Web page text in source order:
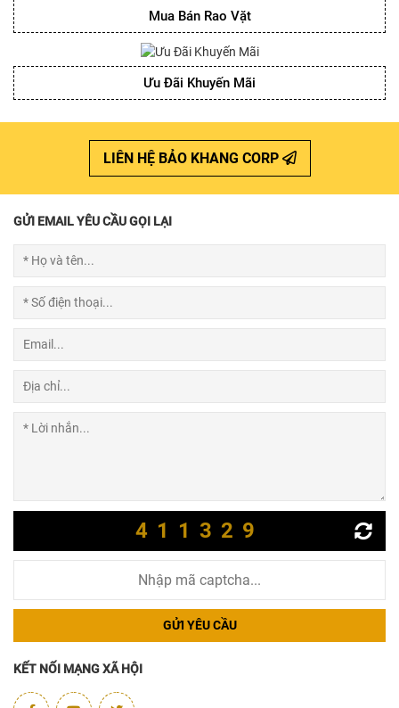
Mua Bán Rao Vặt
Ưu Đãi Khuyến Mãi
LIÊN HỆ BẢO KHANG CORP
GỬI EMAIL YÊU CẦU GỌI LẠI
411329
GỬI YÊU CẦU
KẾT NỐI MẠNG XÃ HỘI